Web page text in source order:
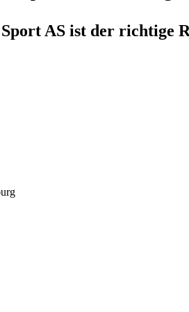
AS ist der